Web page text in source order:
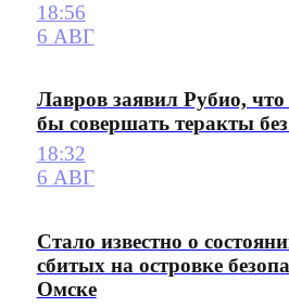
18:56
6 АВГ
Лавров заявил Рубио,
бы совершать теракты
18:32
6 АВГ
Стало известно о
сбитых на островке
Омске